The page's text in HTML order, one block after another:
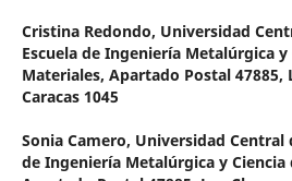
Cristina Redondo, Universidad
Escuela de Ingeniería Metalúrgica y
Materiales, Apartado Postal 47885,
Caracas 1045
Sonia Camero, Universidad Central
de Ingeniería Metalúrgica y Ciencia